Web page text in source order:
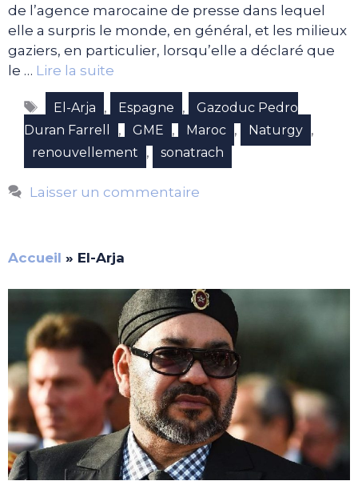
de l’agence marocaine de presse dans lequel
elle a surpris le monde, en général, et les milieux
gaziers, en particulier, lorsqu’elle a déclaré que
le … Lire la suite
Étiquettes
El-Arja , Espagne ,
Gazoduc Pedro
Duran Farrell
, GME , Maroc , Naturgy ,
renouvellement , sonatrach
Laisser un commentaire
Accueil » El-Arja